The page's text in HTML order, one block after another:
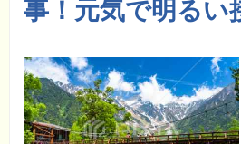
事！元気で明る